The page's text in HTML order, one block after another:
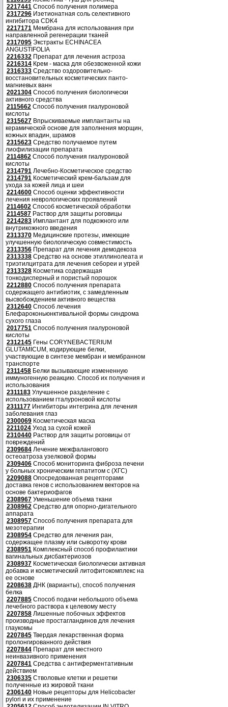
2217441 Способ получения полимера
2317296 Изетионатная соль селективного
ингибитора CDK4
2217171 Мембрана для использования при
направленной регенерации тканей
2317095 Экстракты ECHINACEA
ANGUSTIFOLIA
2216332 Препарат для лечения астроза
2216314 Крем - маска для обезвоженной кожи
2316333 Средство оздоровительно-
восстановительных косметических панто-
магниевых ванн
2021304 Способ получения биологически
активного средства
2115662 Способ получения гиалуроновой
кислоты
2315627 Впрыскиваемые имплантанты на
керамической основе для заполнения морщин,
кожных впадин, шрамов
2315623 Средство получаемое путем
лиофилизации препарата
2114862 Способ получения гиалуроновой
кислоты
2314791 Лечебно-Косметическое средство
2314791 Косметический крем-бальзам для
ухода за кожей лица и шеи
2214600 Способ оценки эффективности
лечения неврологических проявлений
2114602 Способ косметической обработки
2114587 Раствор для защиты роговицы
2214283 Имплантант для подкожного или
внутрикожного введения
2313370 Медицинские протезы, имеющие
улучшенную биологическую совместимость
2313356 Препарат для лечения демодекоза
2313338 Средство на основе этиллинолеата и
триэтилцитрата для лечения себореи и угрей
2313328 Косметика содержащая
тонкодисперный и пористый порошок
2212880 Способ получения препарата
содержащего антибиотик, с замедленным
высвобождением активного вещества
2312640 Способ лечения
Блефароконьюнктивальной формы синдрома
сухого глаза
2017751 Способ получения гиалуроновой
кислоты
2312145 Гены CORYNEBACTERIUM
GLUTAMICUM, кодирующие белки,
участвующие в синтезе мембран и мембранном
транспорте
2311458 Белки вызывающие измененную
иммуногенную реакцию. Способ их получения и
использования
2311183 Улучшенное разделение с
использованием гталуроновой кислоты
2311177 Ингибиторы интегрина для лечения
заболевания глаз
2300069 Косметическая маска
2211024 Уход за сухой кожей
2310440 Раствор для защиты роговицы от
повреждений
2309684 Лечение межфалангового
остеоатроза узелковой формы
2309406 Способ мониторинга фиброза печени
у больных хроническим гепатитом с (ХГС)
2209088 Опосредованная рецепторами
доставка генов с использованием векторов на
основе бактериофагов
2308967 Уменьшение объема ткани
2308962 Средство для опорно-дигательного
аппарата
2308957 Способ получения препарата для
мезотерапии
2308954 Средство для лечения ран,
содержащее плазму или сыворотку крови
2308951 Комплексный способ профилактики
вагинальных дисбактериозов
2308937 Косметическая биологически активная
добавка и косметический литофитокомплекс на
ее основе
2208638 ДНК (варианты), способ получения
белка
2207885 Способ подачи небольшого объема
лечебного раствора к целевому месту
2207858 Лишенные побочных эффектов
производные простагландинов для лечения
глаукомы
2207845 Твердая лекарственная форма
пролонгированного действия
2207844 Препарат для местного
неинвазивного применения
2207841 Средства с антиферментативным
действием
2306335 Стволовые клетки и решетки
полученные из жировой ткани
2306140 Новые рецепторы для Helicobacter
pylori и их применение